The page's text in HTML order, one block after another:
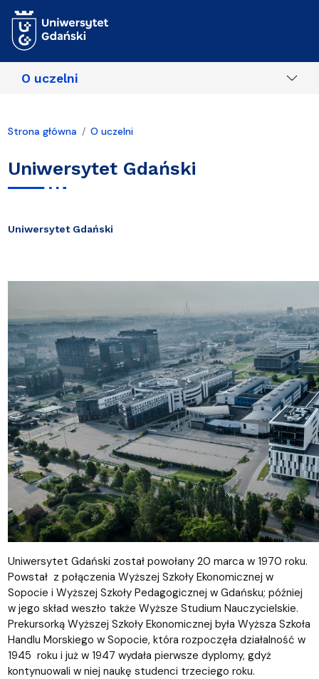
O uczelni
Strona główna O uczelni
Uniwersytet Gdański
Uniwersytet Gdański
Uniwersytet Gdański został powołany 20 marca w 1970 roku.
Powstał z połączenia Wyższej Szkoły Ekonomicznej w
Sopocie i Wyższej Szkoły Pedagogicznej w Gdańsku; później
w jego skład weszło także Wyższe Studium Nauczycielskie.
Prekursorką Wyższej Szkoły Ekonomicznej była Wyższa Szkoła
Handlu Morskiego w Sopocie, która rozpoczęła działalność w
1945 roku i już w 1947 wydała pierwsze dyplomy, gdyż
kontynuowali w niej naukę studenci trzeciego roku.